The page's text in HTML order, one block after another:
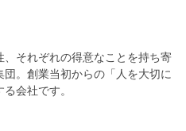
それぞれの得意なことを持ち寄
。創業当初からの「人を大切に
会社です。